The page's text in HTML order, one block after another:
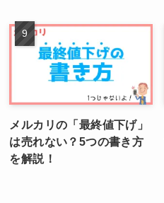
メルカリの「最終値下げ」
は売れない？5つの書き方
を解説！